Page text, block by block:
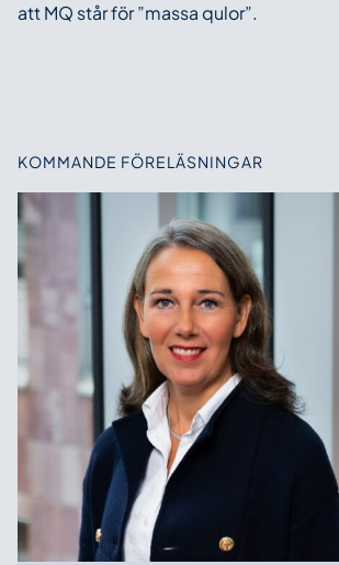
att MQ står för ”massa qulor”.
KOMMANDE FÖRELÄSNINGAR